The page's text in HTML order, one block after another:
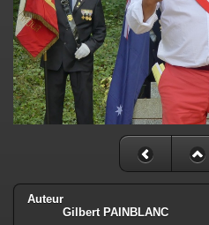
Auteur
Gilbert PAINBLANC